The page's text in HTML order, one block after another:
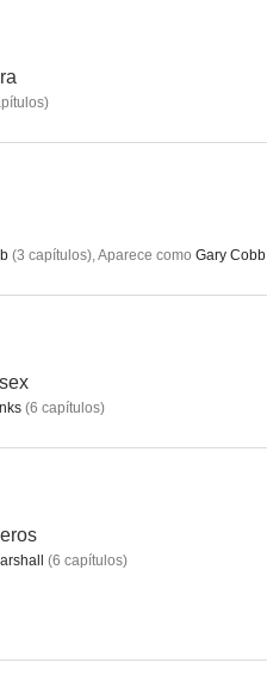
)
(3 capítulos),Aparece como Gary Cobb
(6 capítulos)
(6 capítulos)